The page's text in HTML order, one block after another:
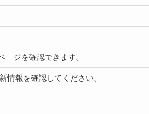
ジを確認できます。
情報を確認してください。